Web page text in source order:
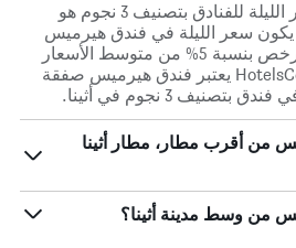
في أثينا، يبلغ متوسط ​​سعر الليلة للفنادق بتصنيف 3 نجوم هو
يكون سعر الليلة في فندق هيرميس
حوالي 619 ﷼ وهو سعر أرخص بنسبة 5% من متوسط الأسعار
في المدينة. في HotelsCombined يعتبر فندق هيرميس صفقة
3 نجوم في أثينا.
من أقرب مطار، مطار أثينا
من وسط مدينة أثينا؟